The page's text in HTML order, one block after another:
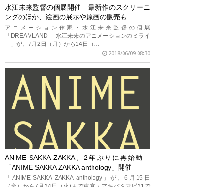
水江未来監督の個展開催 最新作のスクリーニ
ングのほか、絵画の展示や原画の販売も
アニメーション作家・水江未来監督の個展
「DREAMLAND ―水江未来のアニメーションのミライ
―」が、7月2日（月）から14日（…
2018/06/09 08:30
ANIME SAKKA ZAKKA、2年ぶりに再始動
「ANIME SAKKA ZAKKA anthology」開催
「ANIME SAKKA ZAKKA anthology」が、6月15日